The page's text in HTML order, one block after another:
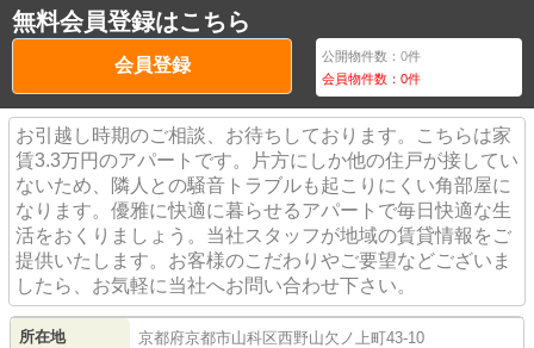
無料会員登録はこちら
会員登録 公開物件数：0件
会員物件数：0件
お引越し時期のご相談、お待ちしております。こちらは家
賃3.3万円のアパートです。片方にしか他の住戸が接してい
ないため、隣人との騒音トラブルも起こりにくい角部屋に
なります。優雅に快適に暮らせるアパートで毎日快適な生
活をおくりましょう。当社スタッフが地域の賃貸情報をご
提供いたします。お客様のこだわりやご要望などございま
したら、お気軽に当社へお問い合わせ下さい。
所在地 京都府京都市山科区西野山欠ノ上町43-10